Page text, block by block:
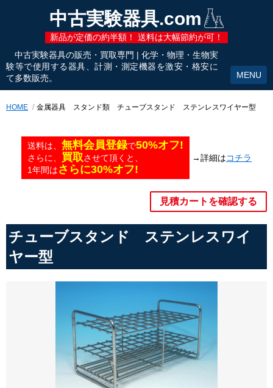
中古実験器具.com
新品が定価の約半額！ 送料は大幅節約が可！
中古実験器具の販売・買取専門 | 化学・物理・生物実
験等で使用する器具、計測・測定機器を激安・格安に
て多数販売。
HOME 金属器具 スタンド類 チューブスタンド ステンレスワイヤー型
送料は、 無料会員登録で50%オフ!
さらに、 買取させて頂くと、
1年間はさらに30%オフ!
→詳細はコチラ
見積カートを確認する
チューブスタンド ステンレスワイ
ヤー型